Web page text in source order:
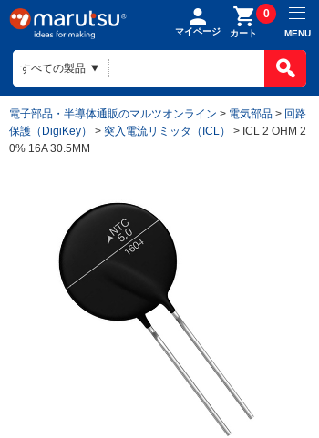
マイページ カート
0
MENU
電子部品・半導体通販のマルツオンライン > 電気部品 > 回路
保護（DigiKey）
> 突入電流リミッタ（ICL）
> ICL 2 OHM 2
0% 16A 30.5MM